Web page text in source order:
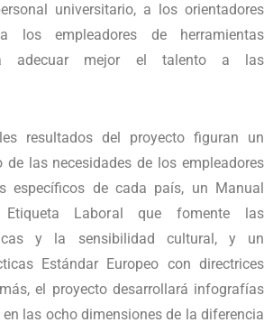
universitario, a los orientadores
los empleadores de herramientas
adecuar mejor el talento a las
resultados del proyecto figuran un
de las necesidades de los empleadores
específicos de cada país, un Manual
Etiqueta Laboral que fomente las
y la sensibilidad cultural, y un
Estándar Europeo con directrices
el proyecto desarrollará infografías
las ocho dimensiones de la diferencia